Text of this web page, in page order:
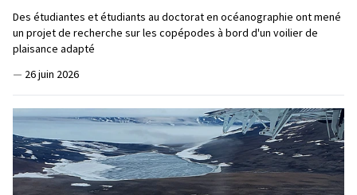
Des étudiantes et étudiants au doctorat en océanographie ont mené
un projet de recherche sur les copépodes à bord d'un voilier de
plaisance adapté
— 26 juin 2026